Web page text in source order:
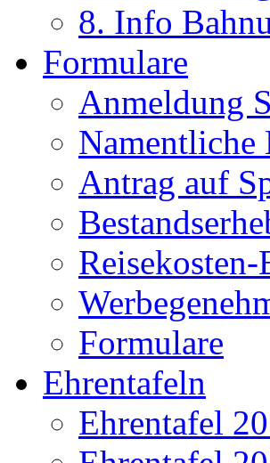
8. Info
Formulare
Anmeldung
Namentliche
Antrag auf
Formulare
Ehrentafeln
Ehrentafel